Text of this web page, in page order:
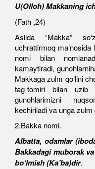
U(Olloh) Makkaning
(Fath ,24)
Aslida “Makka”
uchrattirmoq
nomi bilan
kamaytiradi,
Makkaga zulm qo‘lini
tag-tomiri bilan uzib
gunohlarimizni
kechiriladi va unga zulm
2.Bakka nomi.
Albatta, odamlar
Bakkadagi muborak
bo‘lmish (Ka’ba)dir.